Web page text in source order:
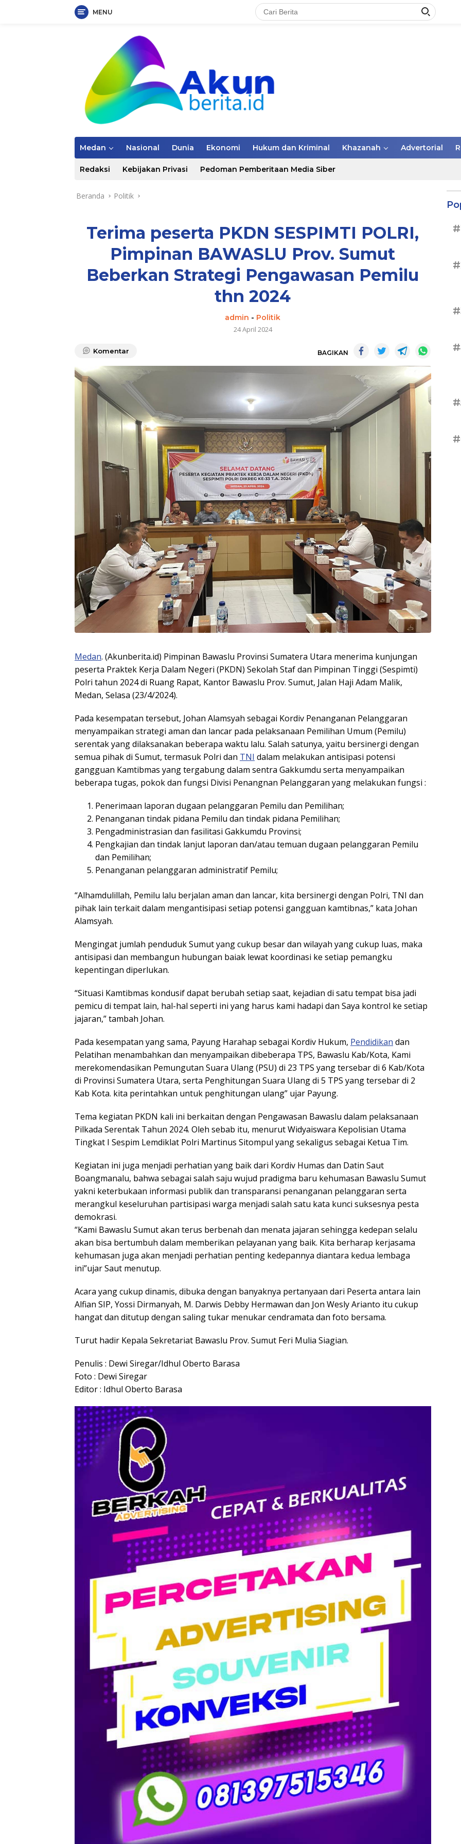
MENU
Medan Nasional Dunia Ekonomi Hukum dan Kriminal Khazanah Advertorial
Redaksi Kebijakan Privasi Pedoman Pemberitaan Media Siber
Beranda Politik
Terima peserta PKDN SESPIMTI POLRI,
Pimpinan BAWASLU Prov. Sumut
Beberkan Strategi Pengawasan Pemilu
thn 2024
admin - Politik
24 April 2024
Komentar BAGIKAN
Medan. (Akunberita.id) Pimpinan Bawaslu Provinsi Sumatera Utara menerima kunjungan
peserta Praktek Kerja Dalam Negeri (PKDN) Sekolah Staf dan Pimpinan Tinggi (Sespimti)
Polri tahun 2024 di Ruang Rapat, Kantor Bawaslu Prov. Sumut, Jalan Haji Adam Malik,
Medan, Selasa (23/4/2024).
Pada kesempatan tersebut, Johan Alamsyah sebagai Kordiv Penanganan Pelanggaran
menyampaikan strategi aman dan lancar pada pelaksanaan Pemilihan Umum (Pemilu)
serentak yang dilaksanakan beberapa waktu lalu. Salah satunya, yaitu bersinergi dengan
semua pihak di Sumut, termasuk Polri dan TNI dalam melakukan antisipasi potensi
gangguan Kamtibmas yang tergabung dalam sentra Gakkumdu serta menyampaikan
beberapa tugas, pokok dan fungsi Divisi Penangnan Pelanggaran yang melakukan fungsi :
Penerimaan laporan dugaan pelanggaran Pemilu dan Pemilihan;
Penanganan tindak pidana Pemilu dan tindak pidana Pemilihan;
Pengadministrasian dan fasilitasi Gakkumdu Provinsi;
Pengkajian dan tindak lanjut laporan dan/atau temuan dugaan pelanggaran Pemilu
dan Pemilihan;
Penanganan pelanggaran administratif Pemilu;
“Alhamdulillah, Pemilu lalu berjalan aman dan lancar, kita bersinergi dengan Polri, TNI dan
pihak lain terkait dalam mengantisipasi setiap potensi gangguan kamtibnas,” kata Johan
Alamsyah.
Mengingat jumlah penduduk Sumut yang cukup besar dan wilayah yang cukup luas, maka
antisipasi dan membangun hubungan baiak lewat koordinasi ke setiap pemangku
kepentingan diperlukan.
“Situasi Kamtibmas kondusif dapat berubah setiap saat, kejadian di satu tempat bisa jadi
pemicu di tempat lain, hal-hal seperti ini yang harus kami hadapi dan Saya kontrol ke setiap
jajaran,” tambah Johan.
Pada kesempatan yang sama, Payung Harahap sebagai Kordiv Hukum, Pendidikan dan
Pelatihan menambahkan dan menyampaikan dibeberapa TPS, Bawaslu Kab/Kota, Kami
merekomendasikan Pemungutan Suara Ulang (PSU) di 23 TPS yang tersebar di 6 Kab/Kota
di Provinsi Sumatera Utara, serta Penghitungan Suara Ulang di 5 TPS yang tersebar di 2
Kab Kota. kita perintahkan untuk penghitungan ulang” ujar Payung.
Tema kegiatan PKDN kali ini berkaitan dengan Pengawasan Bawaslu dalam pelaksanaan
Pilkada Serentak Tahun 2024. Oleh sebab itu, menurut Widyaiswara Kepolisian Utama
Tingkat I Sespim Lemdiklat Polri Martinus Sitompul yang sekaligus sebagai Ketua Tim.
Kegiatan ini juga menjadi perhatian yang baik dari Kordiv Humas dan Datin Saut
Boangmanalu, bahwa sebagai salah saju wujud pradigma baru kehumasan Bawaslu Sumut
yakni keterbukaan informasi publik dan transparansi penanganan pelanggaran serta
merangkul keseluruhan partisipasi warga menjadi salah satu kata kunci suksesnya pesta
demokrasi.
“Kami Bawaslu Sumut akan terus berbenah dan menata jajaran sehingga kedepan selalu
akan bisa bertumbuh dalam memberikan pelayanan yang baik. Kita berharap kerjasama
kehumasan juga akan menjadi perhatian penting kedepannya diantara kedua lembaga
ini”ujar Saut menutup.
Acara yang cukup dinamis, dibuka dengan banyaknya pertanyaan dari Peserta antara lain
Alfian SIP, Yossi Dirmanyah, M. Darwis Debby Hermawan dan Jon Wesly Arianto itu cukup
hangat dan ditutup dengan saling tukar menukar cendramata dan foto bersama.
Turut hadir Kepala Sekretariat Bawaslu Prov. Sumut Feri Mulia Siagian.
Penulis : Dewi Siregar/Idhul Oberto Barasa
Foto : Dewi Siregar
Editor : Idhul Oberto Barasa